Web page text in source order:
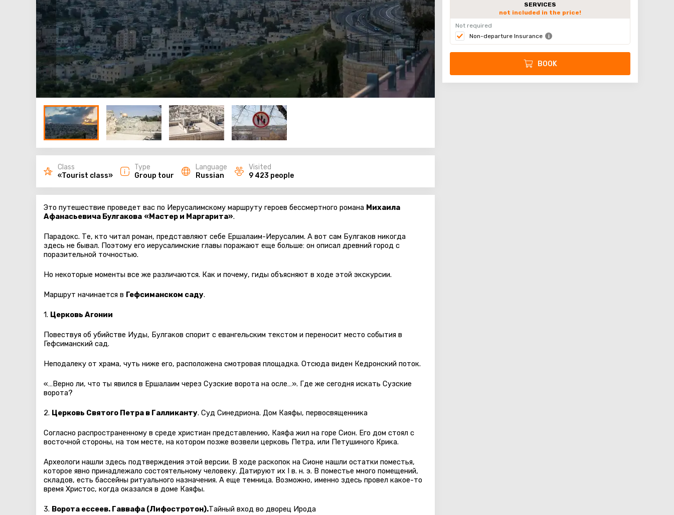
Class
«Tourist class»
Type
Group tour
Language
Russian
Visited
9 423 people
Это путешествие проведет вас по Иерусалимскому маршруту героев бессмертного романа Михаила
Афанасьевича Булгакова «Мастер и Маргарита».
Парадокс. Те, кто читал роман, представляют себе Ершалаим-Иерусалим. А вот сам Булгаков никогда
здесь не бывал. Поэтому его иерусалимские главы поражают еще больше: он описал древний город с
поразительной точностью.
Но некоторые моменты все же различаются. Как и почему, гиды объясняют в ходе этой экскурсии.
Маршрут начинается в Гефсиманском саду.
1. Церковь Агонии
Повествуя об убийстве Иуды, Булгаков спорит с евангельским текстом и переносит место события в
Гефсиманский сад.
Неподалеку от храма, чуть ниже его, расположена смотровая площадка. Отсюда виден Кедронский поток.
«…Верно ли, что ты явился в Ершалаим через Сузские ворота на осле…». Где же сегодня искать Сузские
ворота?
2. Церковь Святого Петра в Галликанту. Суд Синедриона. Дом Каяфы, первосвященника
Согласно распространенному в среде христиан представлению, Каяфа жил на горе Сион. Его дом стоял с
восточной стороны, на том месте, на котором позже возвели церковь Петра, или Петушиного Крика.
Археологи нашли здесь подтверждения этой версии. В ходе раскопок на Сионе нашли остатки поместья,
которое явно принадлежало состоятельному человеку. Датируют их I в. н. э. В поместье много помещений,
складов, есть бассейны ритуального назначения. А еще темница. Возможно, именно здесь провел какое-то
время Христос, когда оказался в доме Каяфы.
3. Ворота ессеев. Гаввафа (Лифостротон).Тайный вход во дворец Ирода
SERVICES
not included in the price!
Not required
Non-departure Insurance
BOOK